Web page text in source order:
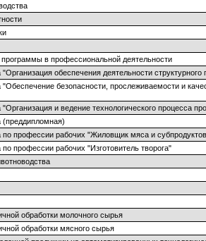
в профессиональной деятельности
обеспечения деятельности структурного
безопасности, прослеживаемости и
и ведение технологического процесса
(преддипломная)
профессии рабочих "Жиловщик мяса и
профессии рабочих "Изготовитель творога"
обработки молочного сырья
обработки мясного сырья